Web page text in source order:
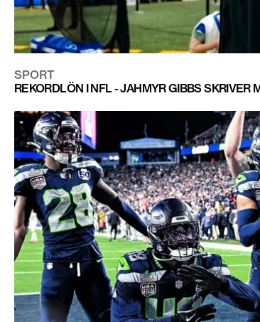
SPORT
REKORDLÖN I NFL - JAHMYR GIBBS SKRIVER